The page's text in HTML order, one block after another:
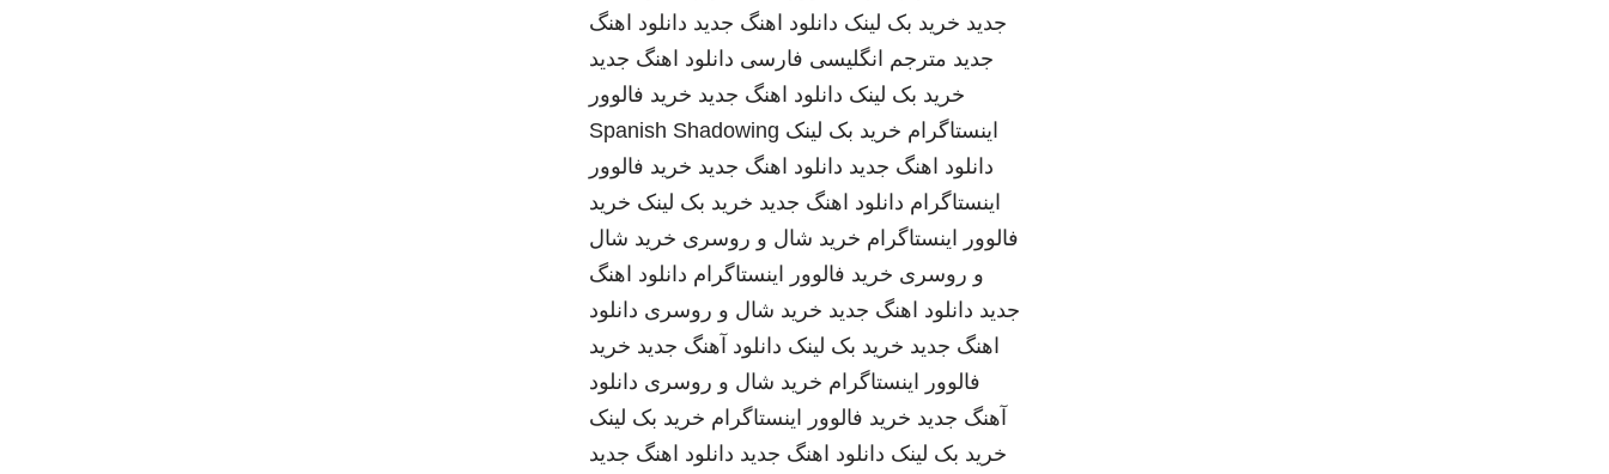
جدید خرید بک لینک دانلود اهنگ جدید دانلود اهنگ
جدید مترجم انگلیسی فارسی دانلود اهنگ جدید
خرید بک لینک دانلود اهنگ جدید خرید فالوور
اینستاگرام خرید بک لینک Spanish Shadowing
دانلود اهنگ جدید دانلود اهنگ جدید خرید فالوور
اینستاگرام دانلود اهنگ جدید خرید بک لینک خرید
فالوور اینستاگرام خرید شال و روسری خرید شال
و روسری خرید فالوور اینستاگرام دانلود اهنگ
جدید دانلود اهنگ جدید خرید شال و روسری دانلود
اهنگ جدید خرید بک لینک دانلود آهنگ جدید خرید
فالوور اینستاگرام خرید شال و روسری دانلود
آهنگ جدید خرید فالوور اینستاگرام خرید بک لینک
خرید بک لینک دانلود اهنگ جدید دانلود اهنگ جدید